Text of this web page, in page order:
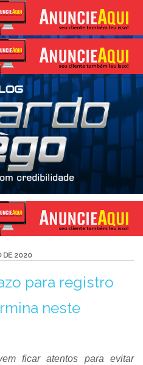
DE 2020
para registro
neste
ficar atentos para evitar